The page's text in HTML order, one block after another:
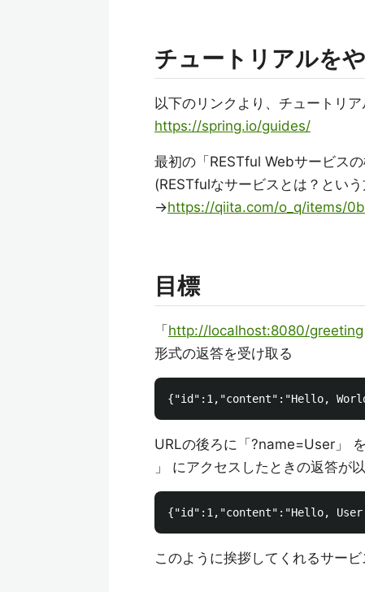
チュートリアルを
以下のリンクより、チュートリ
https://spring.io/guides/
最初の「RESTful Webサービス
(RESTfulなサービスとは？とい
→https://qiita.com/o_q/items/
目標
「 http://localhost:8080/greeting
形式の返答を受け取る
URLの後ろに「?name=User」
」 にアクセスしたときの返答が
このように挨拶してくれるサービ